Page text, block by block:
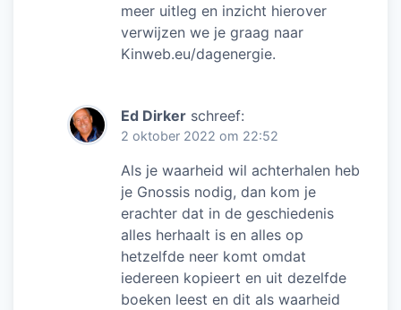
meer uitleg en inzicht hierover
verwijzen we je graag naar
Kinweb.eu/dagenergie.
Ed Dirker schreef:
2 oktober 2022 om 22:52
Als je waarheid wil achterhalen heb
je Gnossis nodig, dan kom je
erachter dat in de geschiedenis
alles herhaalt is en alles op
hetzelfde neer komt omdat
iedereen kopieert en uit dezelfde
boeken leest en dit als waarheid